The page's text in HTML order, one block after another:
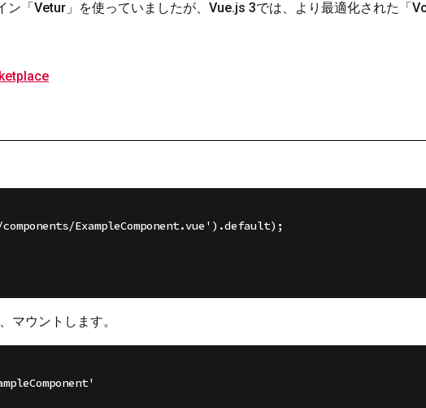
「Vetur」を使っていましたが、Vue.js 3では、より最適化された「
ExampleComponent.vue').default);
マウントします。